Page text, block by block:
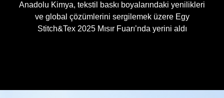
Anadolu Kimya, tekstil baskı boyalarındaki yenilikleri
ve global çözümlerini sergilemek üzere Egy
Stitch&Tex 2025 Mısır Fuarı’nda yerini aldı